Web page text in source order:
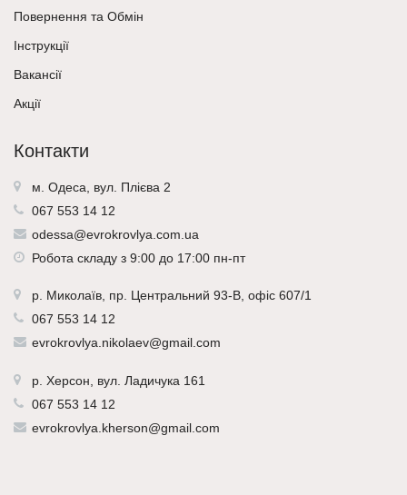
Повернення та Обмін
Інструкції
Вакансії
Акції
Контакти
м. Одеса, вул. Плієва 2
067 553 14 12
odessa@evrokrovlya.com.ua
Робота складу з 9:00 до 17:00 пн-пт
р. Миколаїв , пр. Центральний 93-В, офіс 607/1
067 553 14 12
evrokrovlya.nikolaev@gmail.com
р. Херсон , вул. Ладичука 161
067 553 14 12
evrokrovlya.kherson@gmail.com